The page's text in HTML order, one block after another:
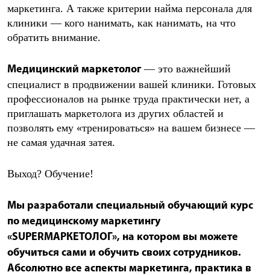
маркетинга. А также критерии найма персонала для
клиники — кого нанимать, как нанимать, на что
обратить внимание.
Медицинский маркетолог— это важнейший
специалист в продвижении вашей клиники. Готовых
профессионалов на рынке труда практически нет, а
приглашать маркетолога из других областей и
позволять ему «тренироваться» на вашем бизнесе —
не самая удачная затея.
Выход? Обучение!
Мы разработали специальный обучающий курс
по медицинскому маркетингу
«SUPERМАРКЕТОЛОГ», на котором вы можете
обучиться сами и обучить своих сотрудников.
Абсолютно все аспекты маркетинга, практика в